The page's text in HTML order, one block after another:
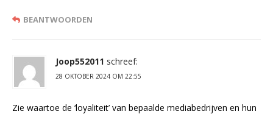
BEANTWOORDEN
Joop552011 schreef:
28 OKTOBER 2024 OM 22:55
Zie waartoe de ‘loyaliteit’ van bepaalde mediabedrijven en hun